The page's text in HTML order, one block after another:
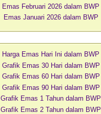
Emas Februari 2026 dalam BWP
Emas Januari 2026 dalam BWP
Harga Emas Hari Ini dalam BWP
Grafik Emas 30 Hari dalam BWP
Grafik Emas 60 Hari dalam BWP
Grafik Emas 90 Hari dalam BWP
Grafik Emas 1 Tahun dalam BWP
Grafik Emas 2 Tahun dalam BWP